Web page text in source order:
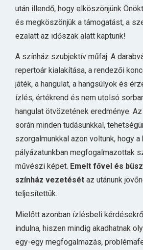
után illendő, hogy elköszönjünk
és megköszönjük a támogatást, a
ezalatt az időszak alatt kaptunk!
A színház szubjektív műfaj. A
repertoár kialakítása, a rendezői
játék, a hangulat, a hangsúlyok és
ízlés, értékrend és nem utolsó
hangulat ötvözetének eredménye.
során minden tudásunkkal,
szorgalmunkkal azon voltunk, hogy a
pályázatunkban megfogalmazottak
művészi képet. Emelt fővel és
színház vezetését az utánunk
teljesítettük.
Mielőtt azonban ízlésbeli
indulna, hiszen mindig akadhatnak
egy-egy megfogalmazás,